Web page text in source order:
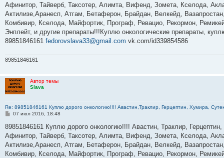
щ
е
и
е
Афинитор, Тайверб, Таксотер, Алимта, Вифенд, Зомета, Кселода,
Актилизе,Аранесп, Атгам, Бетаферон, Брайдан, Велкейд,
Комбивир, Кселода, Майфортик, Програф, Ревацио, Рекормон,
Энплейт, и другие препараты!!!Куплю онкологические препараты,
89851846161 fedorovslava33@gmail.com vk.com/id339854586
89851846161
Автор темы
Slava
Re: 89851846161 Куплю дорого онкологию!!!! Авастин,Траклир, Герцептин, Хумира,
С
о
щ
е
и
07 июл 2016, 18:48
89851846161 Куплю дорого онкологию!!!! Авастин, Траклир,
Афинитор, Тайверб, Таксотер, Алимта, Вифенд, Зомета, Кселода,
Актилизе,Аранесп, Атгам, Бетаферон, Брайдан, Велкейд,
Комбивир, Кселода, Майфортик, Програф, Ревацио, Рекормон,